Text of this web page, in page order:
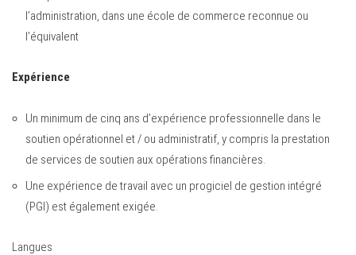
l’administration, dans une école de commerce reconnue ou
l’équivalent
Expérience
Un minimum de cinq ans d’expérience professionnelle dans le
soutien opérationnel et / ou administratif, y compris la prestation
de services de soutien aux opérations financières.
Une expérience de travail avec un progiciel de gestion intégré
(PGI) est également exigée.
Langues